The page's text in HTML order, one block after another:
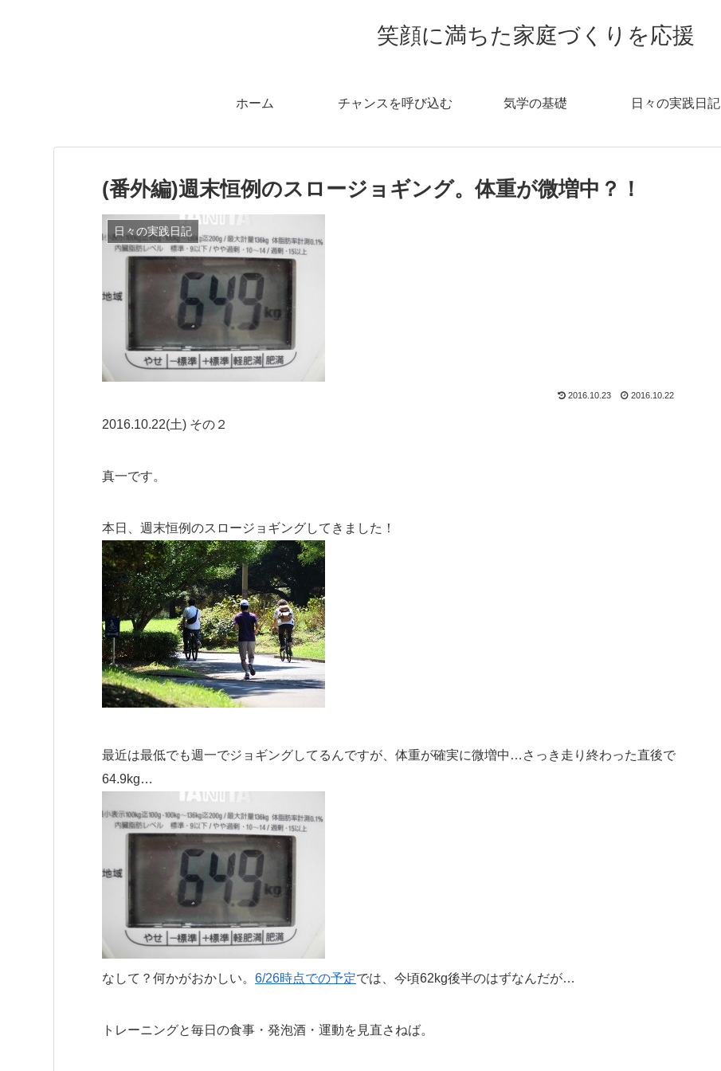
笑顔に満ちた家庭づくりを応援
ホーム チャンスを呼び込む 気学の基礎 日々の実践日記
(番外編)週末恒例のスロージョギング。体重が微増中？！
日々の実践日記
2016.10.23 2016.10.22
2016.10.22(土) その２
真一です。
本日、週末恒例のスロージョギングしてきました！
最近は最低でも週一でジョギングしてるんですが、体重が確実に微増中…さっき走り終わった直後で
64.9kg…
なして？何かがおかしい。 6/26時点での予定では、今頃62kg後半のはずなんだが…
トレーニングと毎日の食事・発泡酒・運動を見直さねば。